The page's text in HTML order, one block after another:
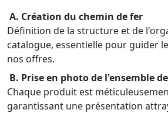
A. Création du chemin de fer
Définition de la structure et de
catalogue, essentielle pour guider
nos offres.
B. Prise en photo de l'ensemble
Chaque produit est
garantissant une présentation